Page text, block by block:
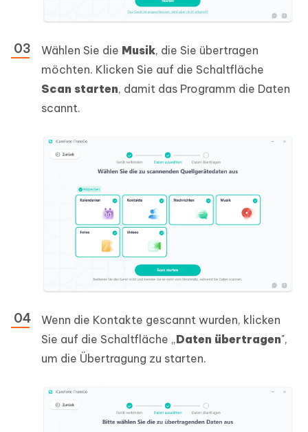
Wählen Sie die Musik, die Sie übertragen
möchten. Klicken Sie auf die Schaltfläche
Scan starten, damit das Programm die Daten
scannt.
Wenn die Kontakte gescannt wurden, klicken
Sie auf die Schaltfläche „Daten übertragen",
um die Übertragung zu starten.